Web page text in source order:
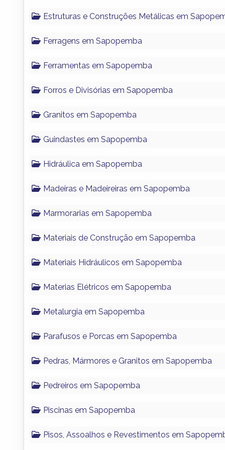
Estruturas e Construções Metálicas em
Ferragens em Sapopemba
Ferramentas em Sapopemba
Forros e Divisórias em Sapopemba
Granitos em Sapopemba
Guindastes em Sapopemba
Hidráulica em Sapopemba
Madeiras e Madeireiras em Sapopemba
Marmorarias em Sapopemba
Materiais de Construção em Sapopemba
Materiais Hidráulicos em Sapopemba
Materias Elétricos em Sapopemba
Metalurgia em Sapopemba
Parafusos e Porcas em Sapopemba
Pedras, Mármores e Granitos em Sapopemba
Pedreiros em Sapopemba
Piscinas em Sapopemba
Pisos, Assoalhos e Revestimentos em